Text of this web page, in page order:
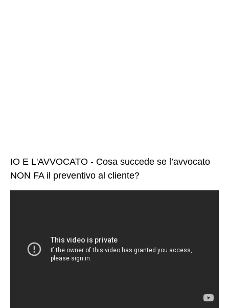
IO E L'AVVOCATO - Cosa succede se l’avvocato
NON FA il preventivo al cliente?